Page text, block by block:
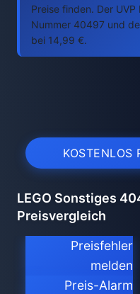
Preise finden. Der
Nummer 40497 und
bei 14,99 €.
KOSTENLOS
LEGO Sonstiges
Preisvergleich
Preisfehler
melden
Preis-Alarm